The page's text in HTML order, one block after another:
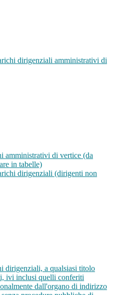
dirigenziali amministrativi di
amministrativi di vertice (da
in tabelle)
dirigenziali (dirigenti non
dirigenziali, a qualsiasi titolo
ivi inclusi quelli conferiti
dall'organo di indirizzo